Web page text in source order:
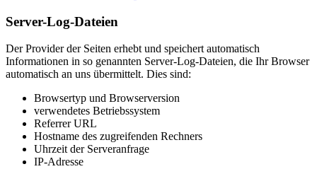
Server-Log-Dateien
Der Provider der Seiten erhebt und speichert automatisch
Informationen in so genannten Server-Log-Dateien, die Ihr Browser
automatisch an uns übermittelt. Dies sind:
Browsertyp und Browserversion
verwendetes Betriebssystem
Referrer URL
Hostname des zugreifenden Rechners
Uhrzeit der Serveranfrage
IP-Adresse